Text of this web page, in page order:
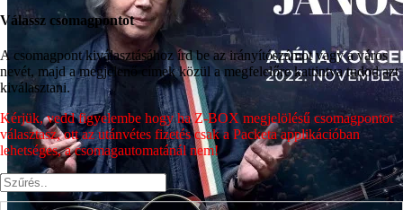
Válassz csomagpontot
A csomagpont kiválasztásához írd be az irányítószámot vagy a város
nevét, majd a megjelenő címek közül a megfelelőre kattintva tudod azt
kiválasztani.
Kérjük, vedd figyelembe hogy ha Z-BOX megjelölésű csomagpontot
választasz, ott az utánvétes fizetés csak a Packeta applikációban
lehetséges, a csomagautomatánál nem!